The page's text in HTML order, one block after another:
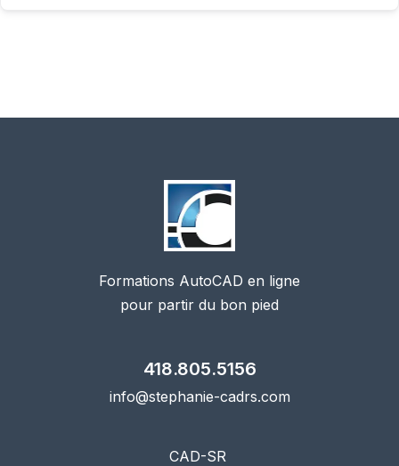
Formations AutoCAD en ligne
pour partir du bon pied
418.805.5156
info@stephanie-cadrs.com
CAD-SR